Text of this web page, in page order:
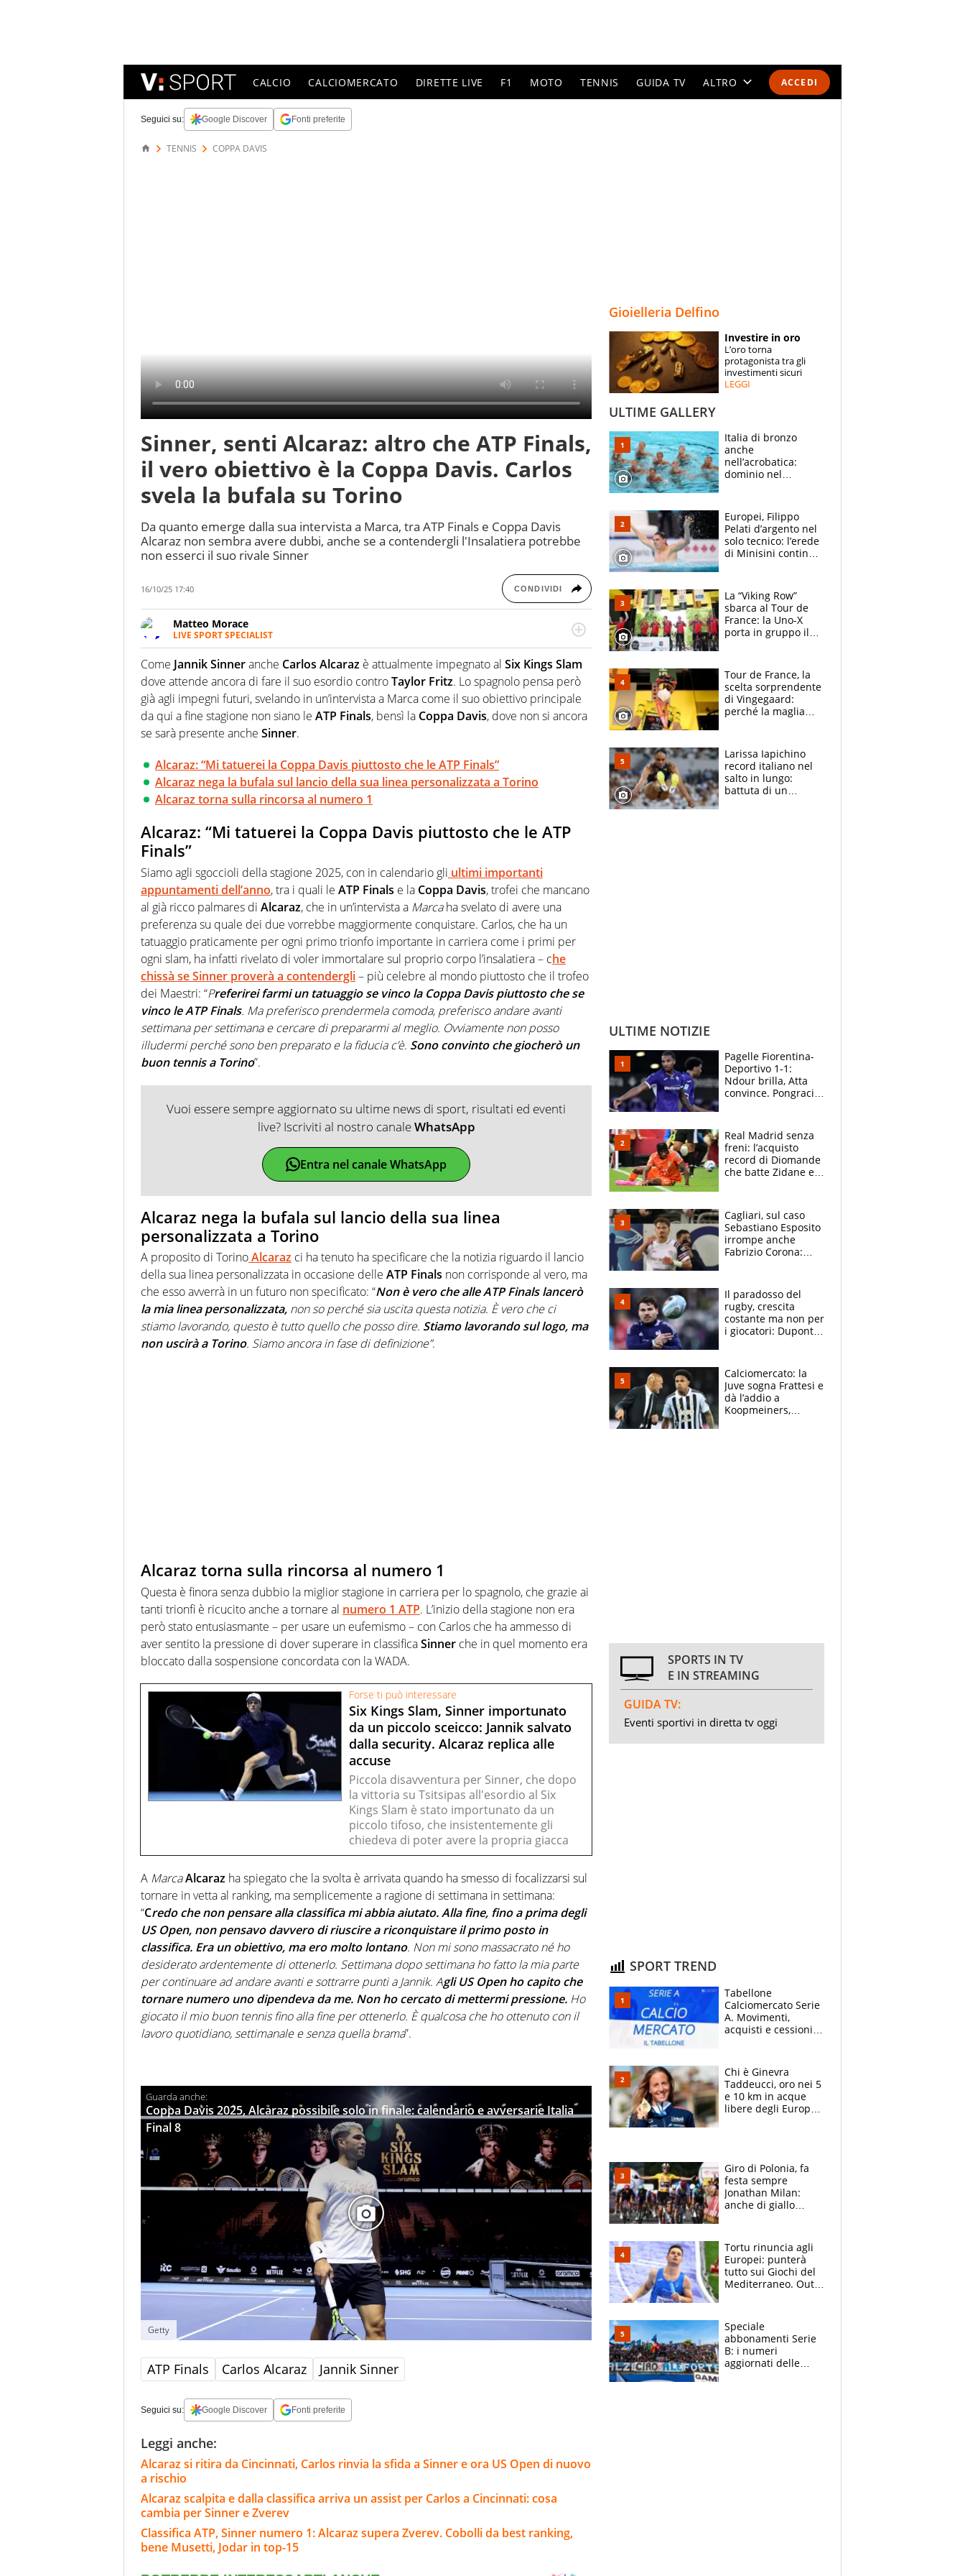
ACCEDI
CALCIO CALCIOMERCATO DIRETTE LIVE F1 MOTO TENNIS GUIDA TV ALTRO
SPECIALI
ESPERTI
Seguici su: Google Discover Fonti preferite
TENNIS COPPA DAVIS
Sinner, senti Alcaraz: altro che ATP Finals,
il vero obiettivo è la Coppa Davis. Carlos
svela la bufala su Torino
Da quanto emerge dalla sua intervista a Marca, tra ATP Finals e Coppa Davis
Alcaraz non sembra avere dubbi, anche se a contendergli l'Insalatiera potrebbe
non esserci il suo rivale Sinner
16/10/25 17:40 CONDIVIDI
Matteo Morace
LIVE SPORT SPECIALIST
La multimedialità quale approccio personale e professionale. Ama raccontare lo sport
focalizzando ogni attenzione sul tempo reale: la verità della dirette non sono opinioni
ma fatti
Come Jannik Sinneranche Carlos Alcaraz è attualmente impegnato al Six Kings Slam
dove attende ancora di fare il suo esordio controTaylor Fritz. Lo spagnolo pensa però
già agli impegni futuri, svelando in un’intervista a Marca come il suo obiettivo principale
da qui a fine stagione non siano le ATP Finals, bensì la Coppa Davis, dove non si ancora
se sarà presente anche Sinner.
Alcaraz: “Mi tatuerei la Coppa Davis piuttosto che le ATP Finals”
Alcaraz nega la bufala sul lancio della sua linea personalizzata a Torino
Alcaraz torna sulla rincorsa al numero 1
Alcaraz: “Mi tatuerei la Coppa Davis piuttosto che le ATP
Finals”
Siamo agli sgoccioli della stagione 2025, con in calendario gli ultimi importanti
appuntamenti dell’anno, tra i quali le ATP Finals e la Coppa Davis, trofei che mancano
al già ricco palmares di Alcaraz, che in un’intervista a Marcaha svelato di avere una
preferenza su quale dei due vorrebbe maggiormente conquistare. Carlos, che ha un
tatuaggio praticamente per ogni primo trionfo importante in carriera come i primi per
ogni slam, ha infatti rivelato di voler immortalare sul proprio corpo l’insalatiera – che
chissà se Sinner proverà a contendergli– più celebre al mondo piuttosto che il trofeo
dei Maestri: “Preferirei farmi un tatuaggio se vinco la Coppa Davis piuttosto che se
vinco le ATP Finals. Ma preferisco prendermela comoda, preferisco andare avanti
settimana per settimana e cercare di prepararmi al meglio. Ovviamente non posso
illudermi perché sono ben preparato e la fiducia c’è. Sono convinto che giocherò un
buon tennis a Torino”.
Vuoi essere sempre aggiornato su ultime news di sport, risultati ed eventi
live? Iscriviti al nostro canaleWhatsApp
Entra nel canale WhatsApp
Alcaraz nega la bufala sul lancio della sua linea
personalizzata a Torino
A proposito di TorinoAlcaraz ci ha tenuto ha specificare che la notizia riguardo il lancio
della sua linea personalizzata in occasione delle ATP Finals non corrisponde al vero, ma
che esso avverrà in un futuro non specificato: “Non è vero che alle ATP Finals lancerò
la mia linea personalizzata, non so perché sia uscita questa notizia. È vero che ci
stiamo lavorando, questo è tutto quello che posso dire. Stiamo lavorando sul logo, ma
non uscirà a Torino. Siamo ancora in fase di definizione”.
Alcaraz torna sulla rincorsa al numero 1
Questa è finora senza dubbio la miglior stagione in carriera per lo spagnolo, che grazie ai
tanti trionfi è ricucito anche a tornare al numero 1 ATP. L’inizio della stagione non era
però stato entusiasmante – per usare un eufemismo – con Carlos che ha ammesso di
aver sentito la pressione di dover superare in classificaSinner che in quel momento era
bloccato dalla sospensione concordata con la WADA.
Forse ti può interessare
Six Kings Slam, Sinner importunato
da un piccolo sceicco: Jannik salvato
dalla security. Alcaraz replica alle
accuse
Piccola disavventura per Sinner, che dopo
la vittoria su Tsitsipas all'esordio al Six
Kings Slam è stato importunato da un
piccolo tifoso, che insistentemente gli
chiedeva di poter avere la propria giacca
A MarcaAlcaraz ha spiegato che la svolta è arrivata quando ha smesso di focalizzarsi sul
tornare in vetta al ranking, ma semplicemente a ragione di settimana in settimana:
“Credo che non pensare alla classifica mi abbia aiutato. Alla fine, fino a prima degli
US Open, non pensavo davvero di riuscire a riconquistare il primo posto in
classifica. Era un obiettivo, ma ero molto lontano. Non mi sono massacrato né ho
desiderato ardentemente di ottenerlo. Settimana dopo settimana ho fatto la mia parte
per continuare ad andare avanti e sottrarre punti a Jannik. Agli US Open ho capito che
tornare numero uno dipendeva da me. Non ho cercato di mettermi pressione. Ho
giocato il mio buon tennis fino alla fine per ottenerlo. È qualcosa che ho ottenuto con il
lavoro quotidiano, settimanale e senza quella brama”.
Coppa Davis 2025, Alcaraz possibile solo in finale: calendario e avversarie Italia
Final 8
Getty
ATP Finals Carlos Alcaraz Jannik Sinner
Seguici su: Google Discover Fonti preferite
Leggi anche:
Alcaraz si ritira da Cincinnati, Carlos rinvia la sfida a Sinner e ora US Open di nuovo
a rischio
Alcaraz scalpita e dalla classifica arriva un assist per Carlos a Cincinnati: cosa
cambia per Sinner e Zverev
Classifica ATP, Sinner numero 1: Alcaraz supera Zverev. Cobolli da best ranking,
bene Musetti, Jodar in top-15
Gioielleria Delfino
Investire in oro
L’oro torna
protagonista tra gli
investimenti sicuri
LEGGI
ULTIME GALLERY
Italia di bronzo
anche
nell’acrobatica:
dominio nel
e compagni
continuare
Europei, Filippo
Pelati d’argento nel
solo tecnico: l’erede
di Minisini continua
mirino
La “Viking Row”
sbarca al Tour de
France: la Uno-X
porta in gruppo il
compagni
Tour de France, la
scelta sorprendente
di Vingegaard:
perché la maglia
rischio da evitare
Larissa Iapichino
record italiano nel
salto in lungo:
battuta di un
ULTIME NOTIZIE
Pagelle Fiorentina-
Deportivo 1-1:
Ndour brilla, Atta
convince. Pongracic
Real Madrid senza
freni: l’acquisto
record di Diomande
che batte Zidane e
Cagliari, sul caso
Sebastiano Esposito
irrompe anche
Fabrizio Corona:
prove”
Il paradosso del
rugby, crescita
costante ma non per
i giocatori: Dupont
solo 1,4 milioni
all'anno
Calciomercato: la
Juve sogna Frattesi e
dà l’addio a
Koopmeiners,
SPORTS IN TV
E IN STREAMING
GUIDA TV:
Eventi sportivi in diretta tv oggi
SPORT TREND
Tabellone
Calciomercato Serie
A. Movimenti,
acquisti e cessioni:
Chi è Ginevra
Taddeucci, oro nei 5
e 10 km in acque
libere degli Europei
Giro di Polonia, fa
festa sempre
Jonathan Milan:
anche di giallo
Malucelli, terzo)
Tortu rinuncia agli
Europei: punterà
tutto sui Giochi del
Mediterraneo. Out
in dubbio
Speciale
abbonamenti Serie
B: i numeri
aggiornati delle